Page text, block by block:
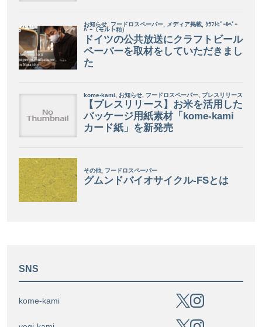
SNS
kome-kami